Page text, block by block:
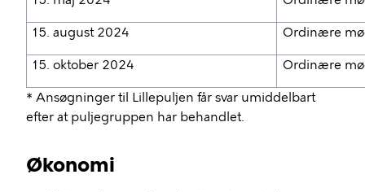
15. august 2024 Ordinære
15. oktober 2024 Ordinære
* Ansøgninger til Lillepuljen får svar umiddelbart
efter at puljegruppen har behandlet.
Økonomi